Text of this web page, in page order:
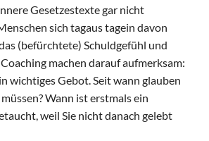
Gesetzestexte gar nicht
sich tagaus tagein davon
(befürchtete) Schuldgefühl und
machen darauf aufmerksam:
wichtiges Gebot. Seit wann glauben
Wann ist erstmals ein
weil Sie nicht danach gelebt